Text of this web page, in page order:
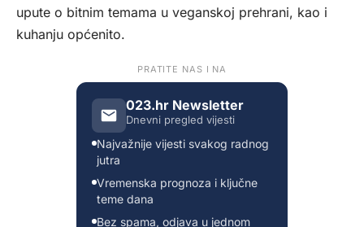
upute o bitnim temama u veganskoj prehrani, kao i
kuhanju općenito.
PRATITE NAS I NA
023.hr Newsletter
Dnevni pregled vijesti
Najvažnije vijesti svakog radnog
jutra
Vremenska prognoza i ključne
teme dana
Bez spama, odjava u jednom